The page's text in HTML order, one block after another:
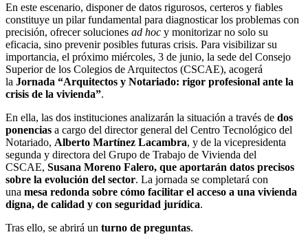
En este escenario, disponer de datos rigurosos, certeros y fiables
constituye un pilar fundamental para diagnosticar los problemas con
precisión, ofrecer soluciones ad hoc y monitorizar no solo su
eficacia, sino prevenir posibles futuras crisis. Para visibilizar su
importancia, el próximo miércoles, 3 de junio, la sede del Consejo
Superior de los Colegios de Arquitectos (CSCAE), acogerá
la Jornada “Arquitectos y Notariado: rigor profesional ante la
crisis de la vivienda”.
En ella, las dos instituciones analizarán la situación a través de dos
ponencias a cargo del director general del Centro Tecnológico del
Notariado, Alberto Martínez Lacambra, y de la vicepresidenta
segunda y directora del Grupo de Trabajo de Vivienda del
CSCAE, Susana Moreno Falero, que aportarán datos precisos
sobre la evolución del sector. La jornada se completará con
una mesa redonda sobre cómo facilitar el acceso a una vivienda
digna, de calidad y con seguridad jurídica.
Tras ello, se abrirá un turno de preguntas.